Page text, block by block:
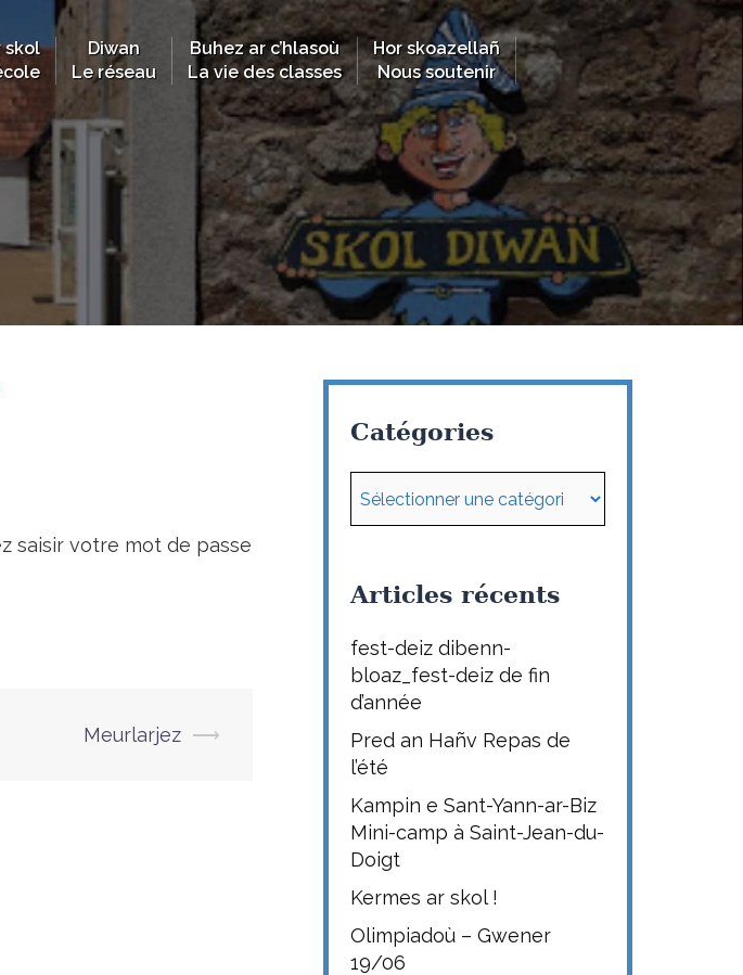
skol
Diwan
Le réseau
Buhez ar c’hlasoù
La vie des classes
Hor skoazellañ
Nous soutenir
saisir votre mot de passe
Meurlarjez ⟶
Catégories
Articles récents
fest-deiz dibenn-
bloaz_fest-deiz de fin
d’année
Pred an Hañv Repas de
l’été
Kampin e Sant-Yann-ar-Biz
Mini-camp à Saint-Jean-du-
Doigt
Kermes ar skol !
Olimpiadoù – Gwener
19/06